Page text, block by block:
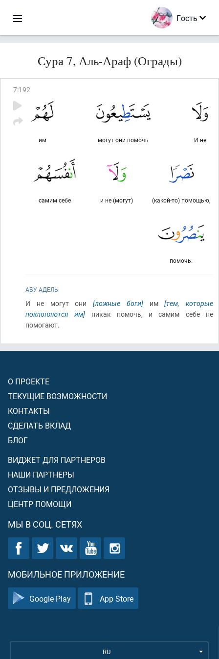
Гость
Сура 7, Аль-Араф (Ограды)
7:192
И не
могут они помочь
им
(какой-то) помощью,
и не (могут)
самим себе
помочь.
АБУ АДЕЛЬ
И не могут они [ложные боги]им[тем, которые
поклоняются им] никак помочь, и самим себе не
помогают.
О ПРОЕКТЕ
ТЕКУЩИЕ ВОЗМОЖНОСТИ
КОНТАКТЫ
СДЕЛАТЬ ВКЛАД
БЛОГ
ВИДЖЕТ ДЛЯ ПАРТНЕРОВ
НАШИ ПАРТНЕРЫ
ОТЗЫВЫ И ПРЕДЛОЖЕНИЯ
ЦЕНТР ПОМОЩИ
МЫ В СОЦ. СЕТЯХ
МОБИЛЬНОЕ ПРИЛОЖЕНИЕ
Google Play App Store
RU